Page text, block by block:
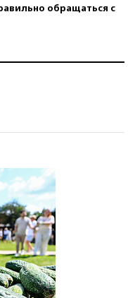
обращаться с